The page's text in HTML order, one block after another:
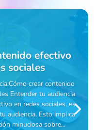
efectivo
sociales
crear contenido
Entender tu audiencia
en redes sociales, es
audiencia. Esto implica
minuciosa sobre...